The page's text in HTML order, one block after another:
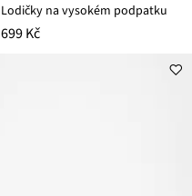
Lodičky na vysokém podpatku
699 Kč